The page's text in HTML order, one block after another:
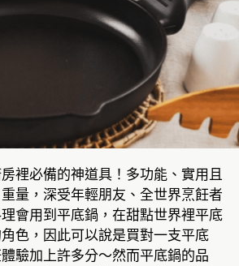
裡必備的神道具！多功能、實用且
量，深受年輕朋友、全世界烹飪者
會用到平底鍋，在甜點世界裡平底
色，因此可以說是買對一支平底
驗加上許多分～然而平底鍋的品